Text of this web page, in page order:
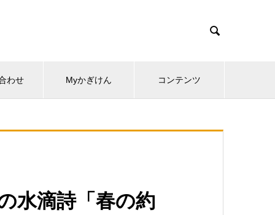

わせ Myかぎけん コンテンツ
水滴詩「春の約